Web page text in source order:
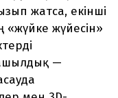
жатса, екінші
жүйесін»
—